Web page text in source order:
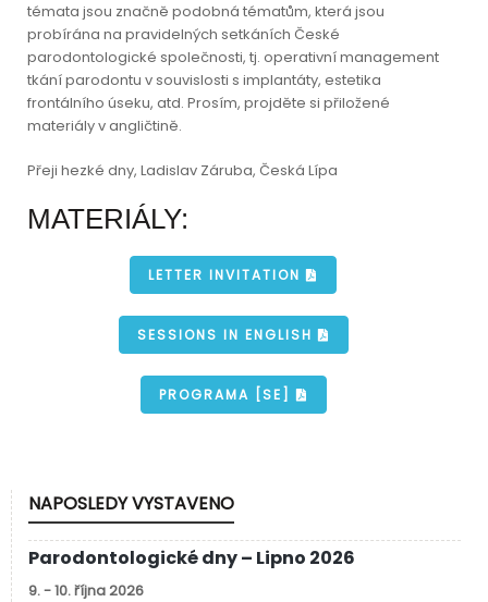
témata jsou značně podobná tématům, která jsou
probírána na pravidelných setkáních České
parodontologické společnosti, tj. operativní management
tkání parodontu v souvislosti s implantáty, estetika
frontálního úseku, atd. Prosím, projděte si přiložené
materiály v angličtině.
Přeji hezké dny, Ladislav Záruba, Česká Lípa
MATERIÁLY:
LETTER INVITATION
SESSIONS IN ENGLISH
PROGRAMA [SE]
NAPOSLEDY VYSTAVENO
Parodontologické dny– Lipno 2026
9. - 10. října 2026